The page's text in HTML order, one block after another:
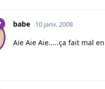
babe 10 janv. 2008
Aie Aie Aie.....ça fait mal